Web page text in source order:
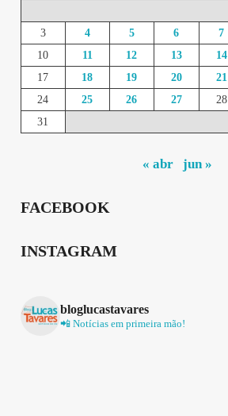
3
4 5 6 7
10
11 12 13 14
17
18 19 20 21
24
25 26 27 28
31
« abr jun »
FACEBOOK
INSTAGRAM
bloglucastavares
📲 Notícias em primeira mão!